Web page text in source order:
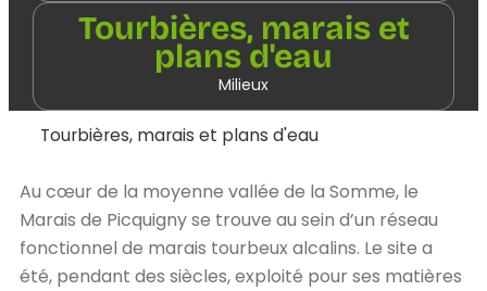
Tourbières, marais et
plans d'eau
Milieux
Tourbières, marais et plans d'eau
Au cœur de la moyenne vallée de la Somme, le
Marais de Picquigny se trouve au sein d’un réseau
fonctionnel de marais tourbeux alcalins. Le site a
été, pendant des siècles, exploité pour ses matières